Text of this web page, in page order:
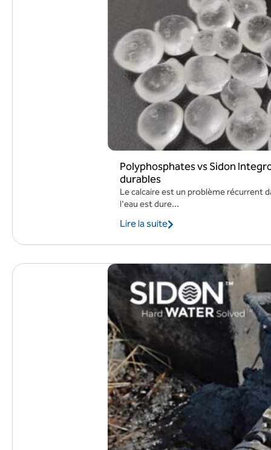
Polyphosphates vs Sidon
durables
Le calcaire est un problème récurrent
l'eau est dure...
Lire la suite